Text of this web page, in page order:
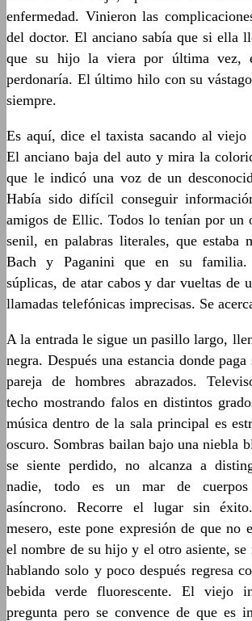
enfermedad. Vinieron las
del doctor. El anciano sabía que si ella
que su hijo la viera por última vez,
perdonaría. El último hilo con su
siempre.
Es aquí, dice el taxista sacando al viejo
El anciano baja del auto y mira la
que le indicó una voz de un
Había sido difícil conseguir
amigos de Ellic. Todos lo tenían por un
senil, en palabras literales, que estaba
Bach y Paganini que en su familia.
súplicas, de atar cabos y dar vueltas de
llamadas telefónicas imprecisas. Se
A la entrada le sigue un pasillo largo,
negra. Después una estancia donde
pareja de hombres abrazados.
techo mostrando falos en distintos
música dentro de la sala principal es
oscuro. Sombras bailan bajo una niebla
se siente perdido, no alcanza a
nadie, todo es un mar de cuerpos
asíncrono. Recorre el lugar sin
mesero, este pone expresión de que no
el nombre de su hijo y el otro asiente, se
hablando solo y poco después regresa
bebida verde fluorescente. El viejo
pregunta pero se convence de que es